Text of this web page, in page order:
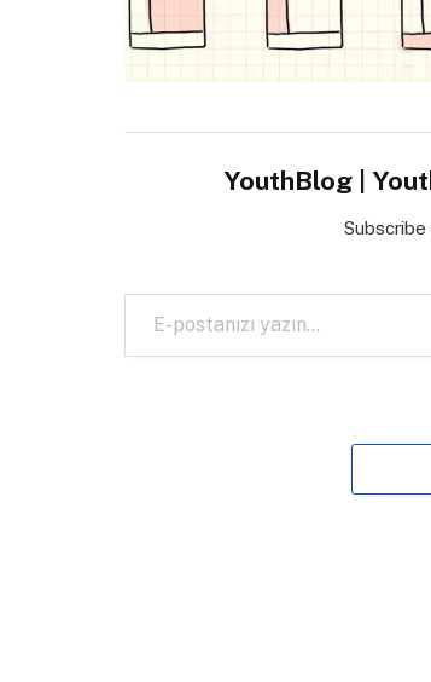
YouthBlog |
E-postanızı yazın…